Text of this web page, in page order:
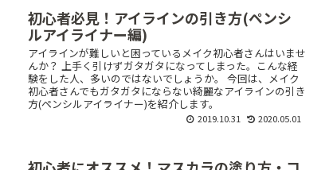
初心者必見！アイラインの引き方(ペンシ
ルアイライナー編)
アイラインが難しいと困っているメイク初心者さんはいませ
んか？ 上手く引けずガタガタになってしまった。こんな経
験をした人、多いのではないでしょうか。 今回は、メイク
初心者さんでもガタガタにならない綺麗なアイラインの引き
方(ペンシルアイライナー)を紹介します。
2019.10.31 2020.05.01